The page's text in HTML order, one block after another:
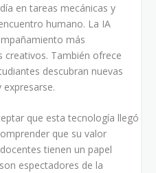
en tareas mecánicas y
humano. La IA
más
creativos. También ofrece
descubran nuevas
que esta tecnología llegó
que su valor
tienen un papel
espectadores de la